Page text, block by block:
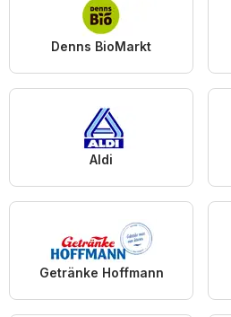
Denns BioMarkt
Aldi
Getränke Hoffmann